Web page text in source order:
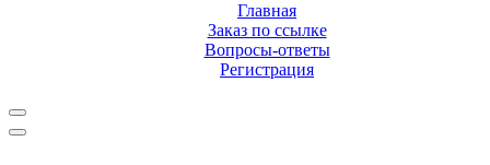
Главная
Заказ по ссылке
Вопросы-ответы
Регистрация